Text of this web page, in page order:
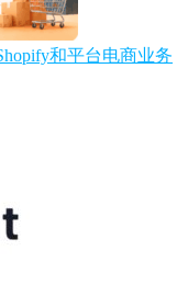
和平台电商业务